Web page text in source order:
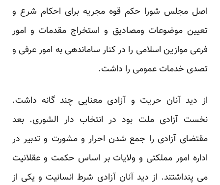
اصل مجلس شورا حکم قوه مجریه برای احکام شرع و
تعیین موضوعات ومصادیق و استخراج مقدمات و امور
فرعی موازین اسلامی را در کنار ساماندهی به امور عرفی و
تصدی خدمات عمومی را داشت.
از دید آنان حریت و آزادی معنایی چند گانه داشت.
نخست آزادی ملت بود در انتخاب دار الشوری. بعد
مقتضای آزادی را جمع شدن احرار و مشورت و تدبیر در
اداره امور مملکتی و ولایات بر اساس حکمت و عقلانیت
می پنداشتند. از دید آنان آزادی شرط انسانیت و یکی از